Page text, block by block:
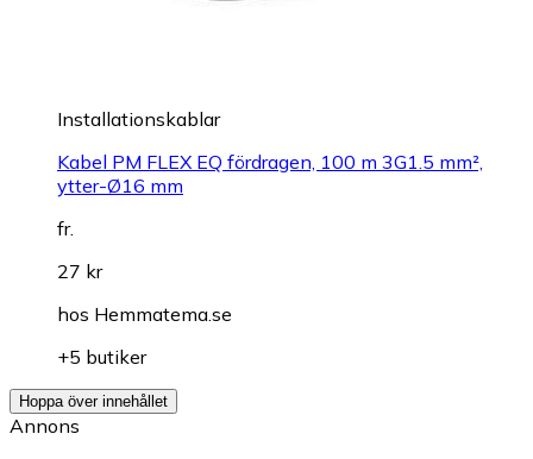
Installationskablar
Kabel PM FLEX EQ fördragen, 100 m 3G1.5 mm²,
ytter-Ø16 mm
fr.
27 kr
hos Hemmatema.se
+5 butiker
Hoppa över innehållet
Annons